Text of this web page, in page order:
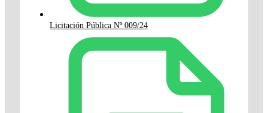
Licitación Pública Nº 009/24